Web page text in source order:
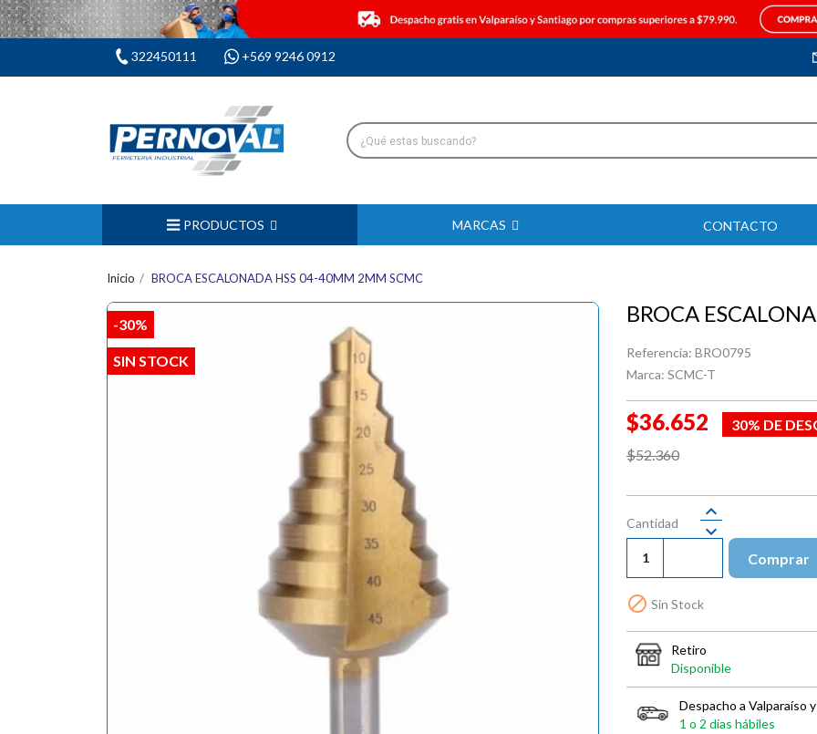
322450111 +569 9246 0912
PRODUCTOS MARCAS CONTACTO
Inicio BROCA ESCALONADA HSS 04-40MM 2MM SCMC
-30%
SIN STOCK
BROCA
Referencia: BRO0795
Marca: SCMC-T
$36.652
30% DE
$52.360
Cantidad
Comprar
 Sin Stock
Retiro
Disponible
Despacho a Valparaíso
1 o 2 días hábiles